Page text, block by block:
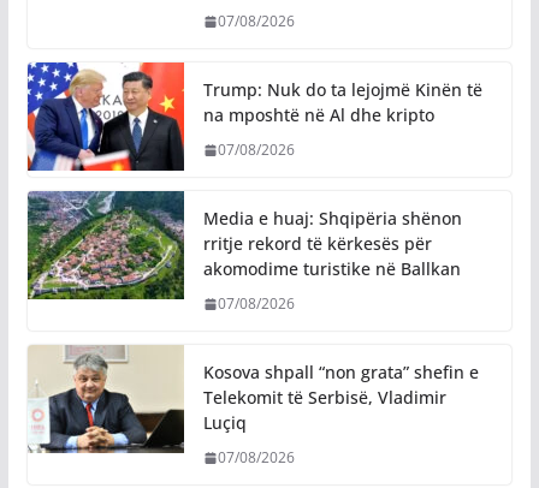
07/08/2026
Trump: Nuk do ta lejojmë Kinën të
na mposhtë në Al dhe kripto
07/08/2026
Media e huaj: Shqipëria shënon
rritje rekord të kërkesës për
akomodime turistike në Ballkan
07/08/2026
Kosova shpall “non grata” shefin e
Telekomit të Serbisë, Vladimir
Luçiq
07/08/2026